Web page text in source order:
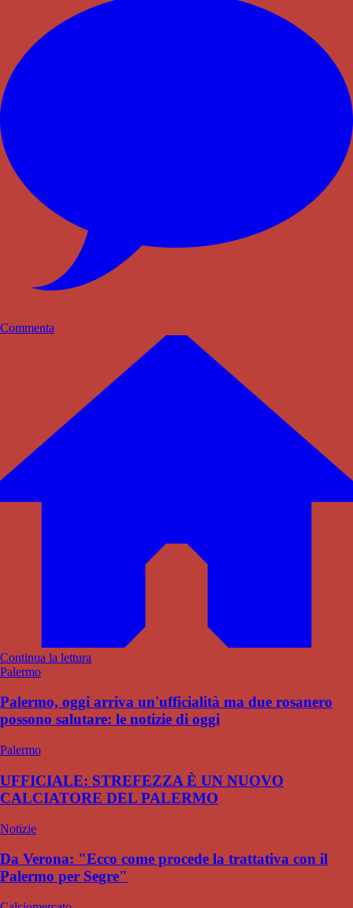
Commenta
Continua la lettura
Palermo
Palermo, oggi arriva un'ufficialità ma due rosanero
possono salutare: le notizie di oggi
Palermo
UFFICIALE: STREFEZZA È UN NUOVO
CALCIATORE DEL PALERMO
Notizie
Da Verona: "Ecco come procede la trattativa con il
Palermo per Segre"